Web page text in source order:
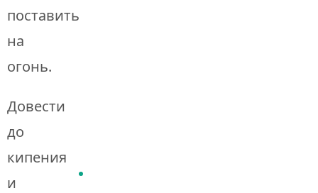
поставить
на
огонь.
Довести
до
кипения
и